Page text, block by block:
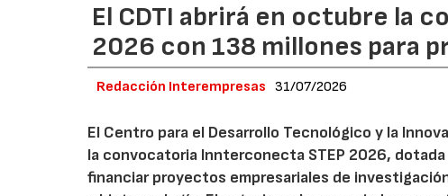
El CDTI abrirá en octubre la
2026 con 138 millones para
Redacción Interempresas 31/07/2026
El Centro para el Desarrollo Tecnológico y la
la convocatoria Innterconecta STEP 2026,
financiar proyectos empresariales de